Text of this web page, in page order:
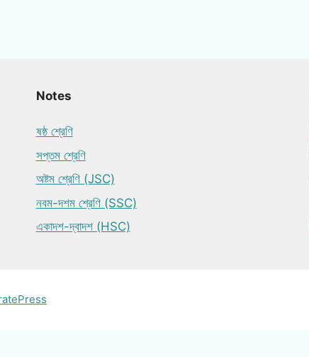
Notes
ষষ্ঠ শ্রেণি
সপ্তম শ্রেণি
অষ্টম শ্রেণি (JSC)
নবম-দশম শ্রেণি (SSC)
একাদশ-দ্বাদশ (HSC)